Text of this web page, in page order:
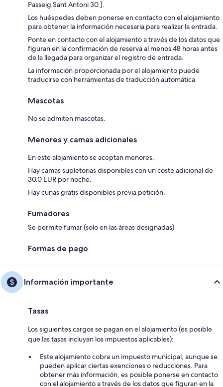
Passeig Sant Antoni 30.].
Los huéspedes deben ponerse en contacto con el alojamiento
para obtener la información necesaria para realizar la entrada.
Ponte en contacto con el alojamiento a través de los datos que
figuran en la confirmación de reserva al menos 48 horas antes
de la llegada para organizar el registro de entrada.
La información proporcionada por el alojamiento puede
traducirse con herramientas de traducción automática
Mascotas
No se admiten mascotas.
Menores y camas adicionales
En este alojamiento se aceptan menores.
Hay camas supletorias disponibles con un coste adicional de
30.0 EUR por noche.
Hay cunas gratis disponibles previa petición.
Fumadores
Se permite fumar (solo en las áreas designadas)
Formas de pago
Información importante
Tasas
Los siguientes cargos se pagan en el alojamiento (es posible
que las tasas incluyan los impuestos aplicables):
Este alojamiento cobra un impuesto municipal, aunque se
pueden aplicar ciertas exenciones o reducciones. Para
obtener más información, es posible ponerse en contacto
con el alojamiento a través de los datos que figuran en la